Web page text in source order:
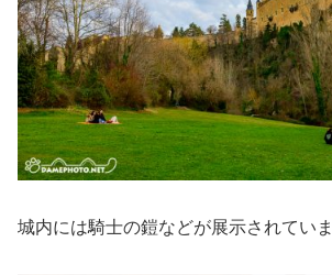
城内には騎士の鎧などが展示されていま